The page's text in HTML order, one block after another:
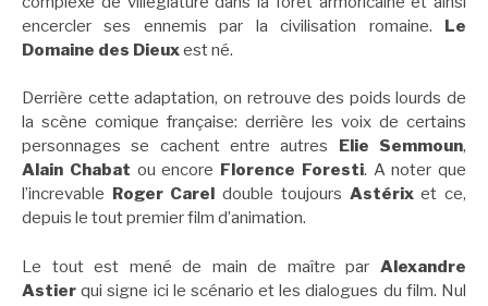
encercler ses ennemis par la civilisation romaine. Le
Domaine des Dieuxest né.
Derrière cette adaptation, on retrouve des poids lourds de
la scène comique française: derrière les voix de certains
personnages se cachent entre autres
Elie Semmoun,
Alain Chabat ou encore Florence Foresti. A noter que
l’increvable
Roger Carel double toujours Astérixet ce,
depuis le tout premier film d’animation.
Le tout est mené de main de maître par Alexandre
Astier qui signe ici le scénario et les dialogues du film. Nul